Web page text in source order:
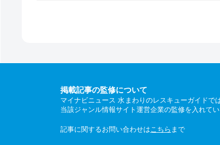
掲載記事の監修について
マイナビニュース 水まわりのレスキューガイドで
当該ジャンル情報サイト運営企業の監修を入れてい
記事に関するお問い合わせはこちら まで